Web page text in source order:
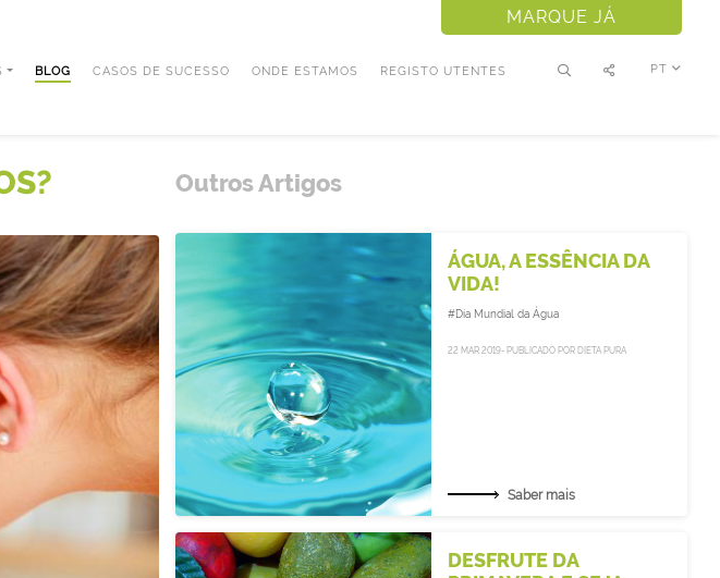
BLOG CASOS DE SUCESSO ONDE ESTAMOS REGISTO UTENTES PT
MARQUE JÁ
Outros Artigos
ÁGUA, A ESSÊNCIA DA
VIDA!
#Dia Mundial da Água
22 MAR 2019- PUBLICADO POR DIETA PURA
Saber mais
DESFRUTE DA